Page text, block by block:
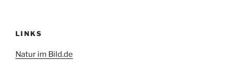
LINKS
Natur im Bild.de